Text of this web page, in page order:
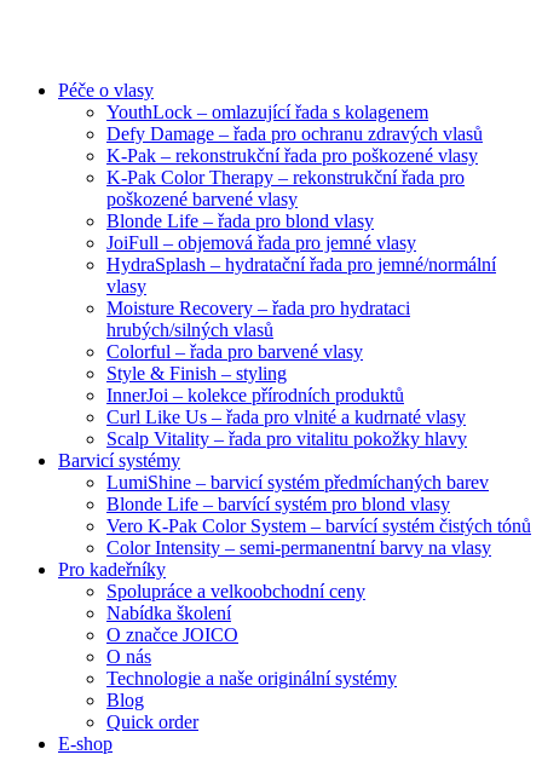
Péče o vlasy
YouthLock – omlazující řada s kolagenem
Defy Damage – řada pro ochranu zdravých vlasů
K-Pak – rekonstrukční řada pro poškozené vlasy
K-Pak Color Therapy – rekonstrukční řada pro
poškozené barvené vlasy
Blonde Life – řada pro blond vlasy
JoiFull – objemová řada pro jemné vlasy
HydraSplash – hydratační řada pro jemné/normální
vlasy
Moisture Recovery – řada pro hydrataci
hrubých/silných vlasů
Colorful – řada pro barvené vlasy
Style & Finish – styling
InnerJoi – kolekce přírodních produktů
Curl Like Us – řada pro vlnité a kudrnaté vlasy
Scalp Vitality – řada pro vitalitu pokožky hlavy
Barvicí systémy
LumiShine – barvicí systém předmíchaných barev
Blonde Life – barvící systém pro blond vlasy
Vero K-Pak Color System – barvící systém čistých tónů
Color Intensity – semi-permanentní barvy na vlasy
Pro kadeřníky
Spolupráce a velkoobchodní ceny
Nabídka školení
O značce JOICO
O nás
Technologie a naše originální systémy
Blog
Quick order
E-shop